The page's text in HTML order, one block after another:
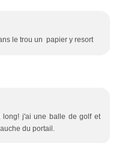
le trou un papier y resort
long! j'ai une balle de golf et
du portail.